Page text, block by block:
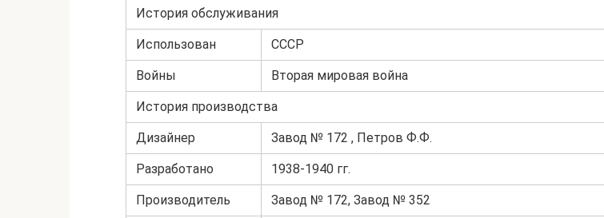
История обслуживания
Использован СССР
Войны Вторая мировая война
История производства
Дизайнер Завод № 172 , Петров Ф.Ф.
Разработано 1938-1940 гг.
Производитель Завод № 172, Завод № 352